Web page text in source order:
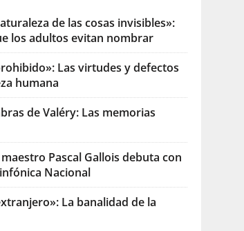
de las cosas invisibles»:
los adultos evitan nombrar
Las virtudes y defectos
humana
de Valéry: Las memorias
Pascal Gallois debuta con
Nacional
La banalidad de la